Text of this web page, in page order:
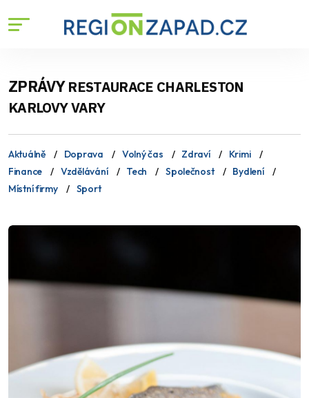
ZPRÁVYRESTAURACE CHARLESTON
KARLOVY VARY
Aktuálně Doprava Volný čas Zdraví
Krimi
Finance
Vzdělávání Tech Společnost
Bydlení
Místní firmy
Sport